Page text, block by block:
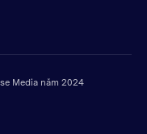
Media năm 2024